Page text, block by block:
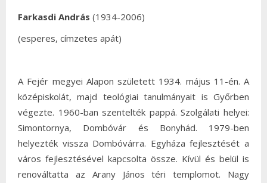
Farkasdi András (1934-2006)
(esperes, címzetes apát)
A Fejér megyei Alapon született 1934. május 11-én. A
középiskolát, majd teológiai tanulmányait is Győrben
végezte. 1960-ban szentelték pappá. Szolgálati helyei:
Simontornya, Dombóvár és Bonyhád. 1979-ben
helyezték vissza Dombóvárra. Egyháza fejlesztését a
város fejlesztésével kapcsolta össze. Kívül és belül is
renováltatta az Arany János téri templomot. Nagy